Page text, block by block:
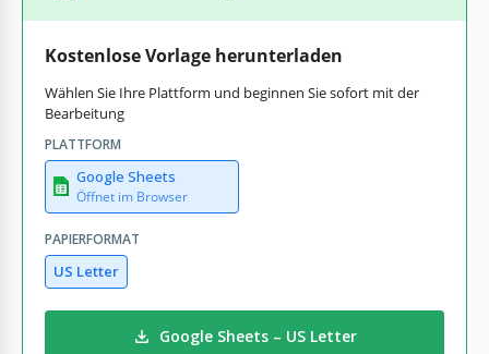
Kostenlose Vorlage herunterladen
Wählen Sie Ihre Plattform und beginnen Sie sofort mit der
Bearbeitung
PLATTFORM
Google Sheets
Öffnet im Browser
PAPIERFORMAT
US Letter
Google Sheets – US Letter